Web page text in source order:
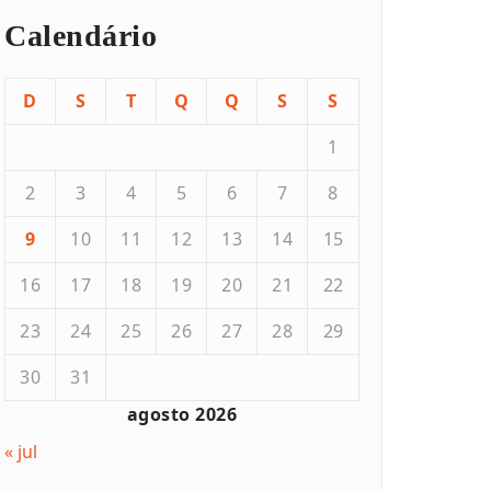
Calendário
agosto 2026
D S T Q Q S
S
1
2
3 4 5 6 7
8
9
10 11 12 13 14
15
16
17 18 19 20 21
22
23
24 25 26 27 28
29
30
31
« jul